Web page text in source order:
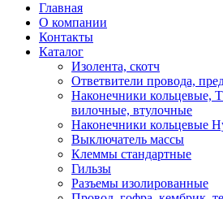
Главная
О компании
Контакты
Каталог
Изолента, скотч
Ответвители провода,
Наконечники кольцевые,
вилочные, втулочные
Наконечники кольцевые
Выключатель массы
Клеммы стандартные
Гильзы
Разъемы изолированные